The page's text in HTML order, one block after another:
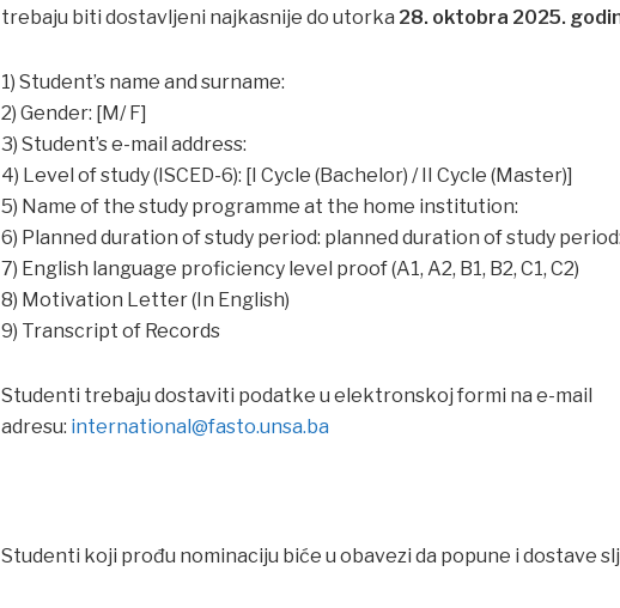
trebaju biti dostavljeni najkasnije do utorka 28. oktobra 2025.
1) Student’s name and surname:
2) Gender: [M/ F]
3) Student’s e-mail address:
4) Level of study (ISCED-6): [I Cycle (Bachelor) / II Cycle (Master)]
5) Name of the study programme at the home institution:
6) Planned duration of study period: planned duration of study
7) English language proficiency level proof (A1, A2, B1, B2, C1, C2)
8) Motivation Letter (In English)
9) Transcript of Records
Studenti trebaju dostaviti podatke u elektronskoj formi na e-mail
adresu: international@fasto.unsa.ba
Studenti koji prođu nominaciju biće u obavezi da popune i dostave